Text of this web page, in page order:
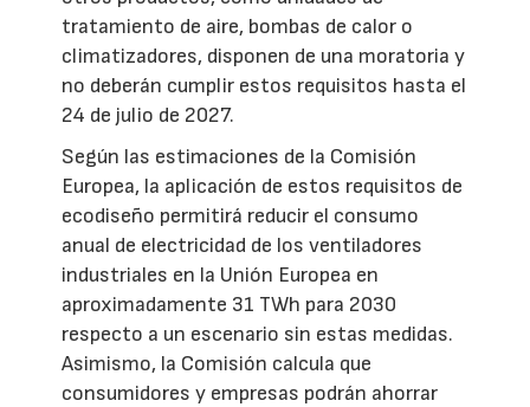
tratamiento de aire, bombas de calor o
climatizadores, disponen de una moratoria y
no deberán cumplir estos requisitos hasta el
24 de julio de 2027.
Según las estimaciones de la Comisión
Europea, la aplicación de estos requisitos de
ecodiseño permitirá reducir el consumo
anual de electricidad de los ventiladores
industriales en la Unión Europea en
aproximadamente 31 TWh para 2030
respecto a un escenario sin estas medidas.
Asimismo, la Comisión calcula que
consumidores y empresas podrán ahorrar